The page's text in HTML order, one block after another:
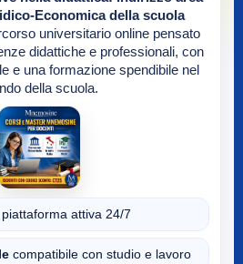
Economica della scuola
universitario online pensato
didattiche e professionali, con
e una formazione spendibile nel
della scuola.
attiva 24/7
compatibile con studio e lavoro